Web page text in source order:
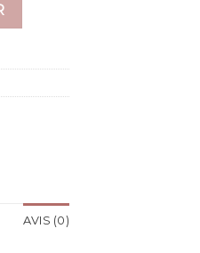
AVIS (0)